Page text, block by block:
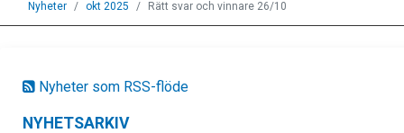
Nyheter okt 2025 Rätt svar och vinnare 26/10
Nyheter som RSS-flöde
NYHETSARKIV